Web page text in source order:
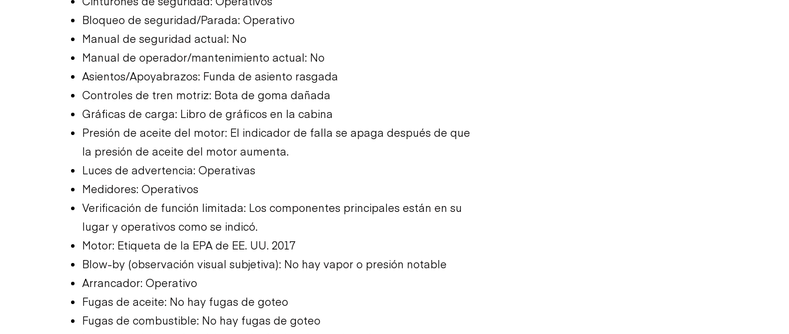
Bloqueo de seguridad/Parada: Operativo
Manual de seguridad actual: No
Manual de operador/mantenimiento actual: No
Asientos/Apoyabrazos: Funda de asiento rasgada
Controles de tren motriz: Bota de goma dañada
Gráficas de carga: Libro de gráficos en la cabina
Presión de aceite del motor: El indicador de falla se apaga después de que
la presión de aceite del motor aumenta.
Luces de advertencia: Operativas
Medidores: Operativos
Verificación de función limitada: Los componentes principales están en su
lugar y operativos como se indicó.
Motor: Etiqueta de la EPA de EE. UU. 2017
Blow-by (observación visual subjetiva): No hay vapor o presión notable
Arrancador: Operativo
Fugas de aceite: No hay fugas de goteo
Fugas de combustible: No hay fugas de goteo